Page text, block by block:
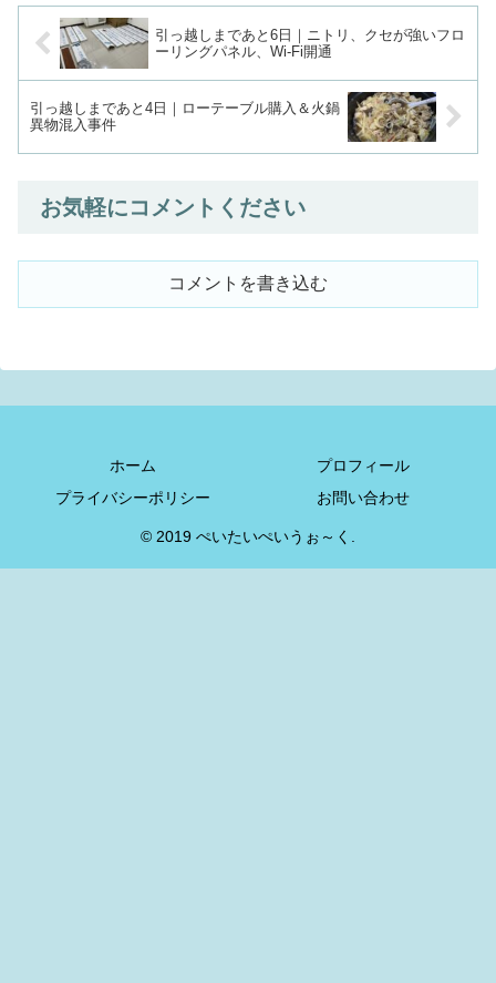
引っ越しまであと6日｜ニトリ、クセが強いフロ
ーリングパネル、Wi-Fi開通
引っ越しまであと4日｜ローテーブル購入＆火鍋
異物混入事件
お気軽にコメントください
コメントを書き込む
ホーム
プロフィール
プライバシーポリシー
お問い合わせ
© 2019 ぺいたいぺいうぉ～く.